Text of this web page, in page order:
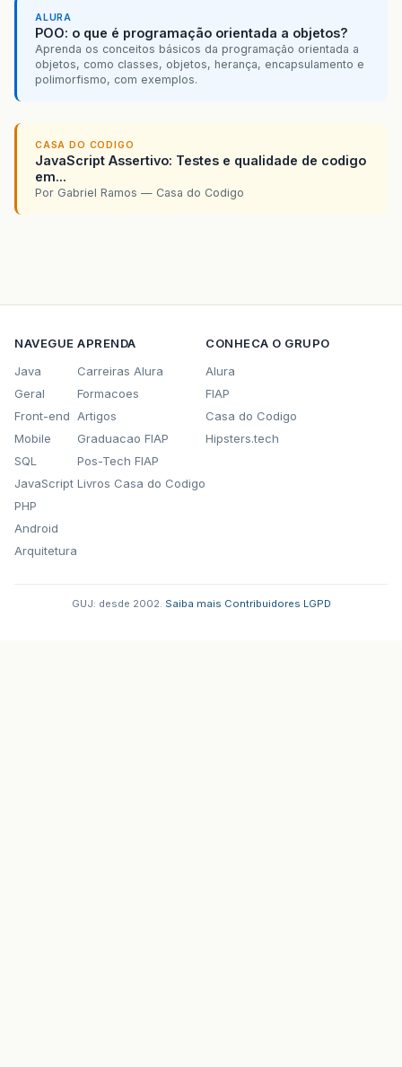
ALURA
POO: o que é programação orientada a objetos?
Aprenda os conceitos básicos da programação orientada a
objetos, como classes, objetos, herança, encapsulamento e
polimorfismo, com exemplos.
CASA DO CODIGO
JavaScript Assertivo: Testes e qualidade de codigo
em...
Por Gabriel Ramos — Casa do Codigo
NAVEGUE
Java
Geral
Front-end
Mobile
SQL
JavaScript
PHP
Android
Arquitetura
APRENDA
Carreiras Alura
Formacoes
Artigos
Graduacao FIAP
Pos-Tech FIAP
Livros Casa do Codigo
CONHECA O GRUPO
Alura
FIAP
Casa do Codigo
Hipsters.tech
GUJ: desde 2002. Saiba mais Contribuidores LGPD